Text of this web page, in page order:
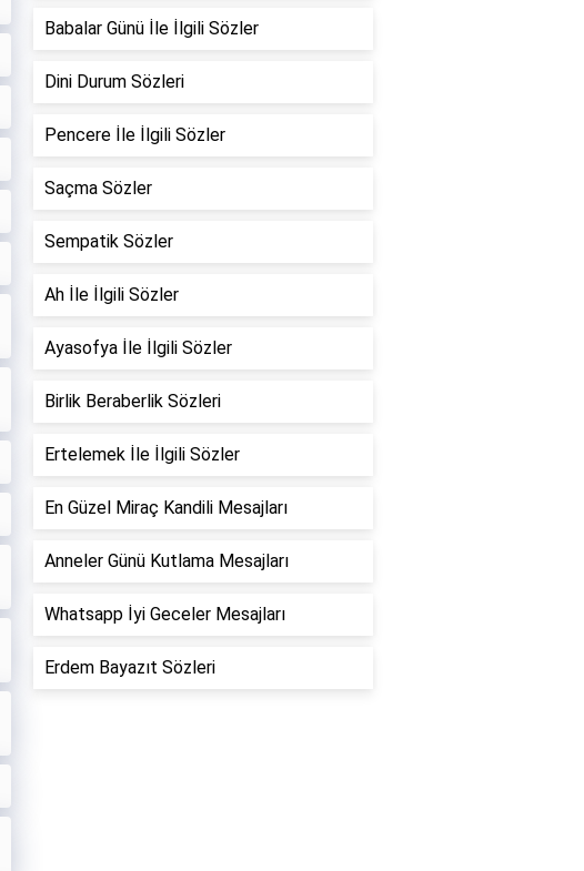
Babalar Günü İle İlgili Sözler
Dini Durum Sözleri
Pencere İle İlgili Sözler
Saçma Sözler
Sempatik Sözler
Ah İle İlgili Sözler
Ayasofya İle İlgili Sözler
Birlik Beraberlik Sözleri
Ertelemek İle İlgili Sözler
En Güzel Miraç Kandili Mesajları
Anneler Günü Kutlama Mesajları
Whatsapp İyi Geceler Mesajları
Erdem Bayazıt Sözleri